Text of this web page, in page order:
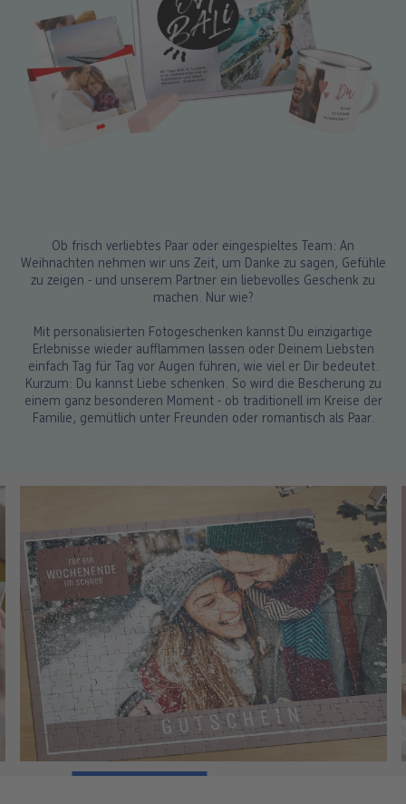
Ob frisch verliebtes Paar oder eingespieltes Team: An
Weihnachten nehmen wir uns Zeit, um Danke zu sagen, Gefühle
zu zeigen - und unserem Partner ein liebevolles Geschenk zu
machen. Nur wie?
Mit personalisierten Fotogeschenken kannst Du einzigartige
Erlebnisse wieder aufflammen lassen oder Deinem Liebsten
einfach Tag für Tag vor Augen führen, wie viel er Dir bedeutet.
Kurzum: Du kannst Liebe schenken. So wird die Bescherung zu
einem ganz besonderen Moment - ob traditionell im Kreise der
Familie, gemütlich unter Freunden oder romantisch als Paar.